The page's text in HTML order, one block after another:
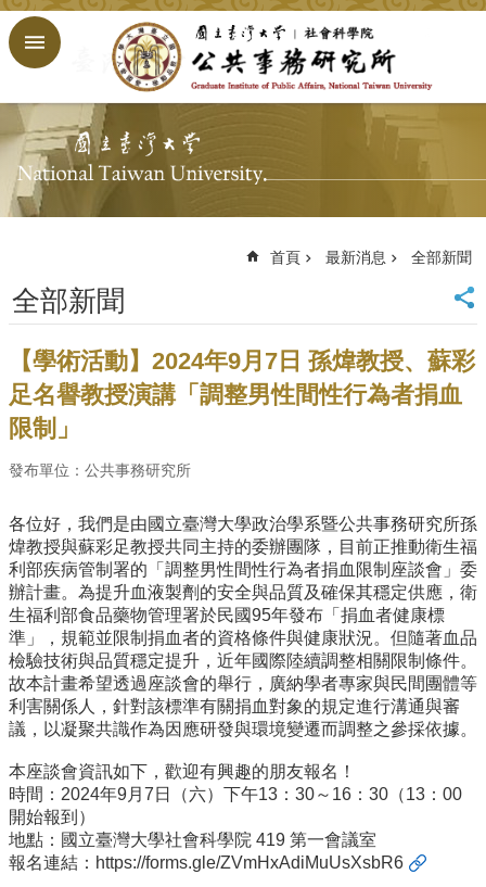
跳到主要內容區塊
搜
尋
回
首
頁
頁
站
導
覽
English
公
所
簡
介
公
事
所
成
員
學
事
務
論
文
首頁 最新消息 全部新聞
全部新聞
【學術活動】2024年9月7日 孫煒教授、蘇彩
足名譽教授演講「調整男性間性行為者捐血
限制」
發布單位：公共事務研究所
各位好，我們是由國立臺灣大學政治學系暨公共事務研究所孫
煒教授與蘇彩足教授共同主持的委辦團隊，目前正推動衛生福
利部疾病管制署的「調整男性間性行為者捐血限制座談會」委
辦計畫。為提升血液製劑的安全與品質及確保其穩定供應，衛
生福利部食品藥物管理署於民國95年發布「捐血者健康標
準」，規範並限制捐血者的資格條件與健康狀況。但隨著血品
檢驗技術與品質穩定提升，近年國際陸續調整相關限制條件。
故本計畫希望透過座談會的舉行，廣納學者專家與民間團體等
利害關係人，針對該標準有關捐血對象的規定進行溝通與審
議，以凝聚共識作為因應研發與環境變遷而調整之參採依據。
本座談會資訊如下，歡迎有興趣的朋友報名！
時間：2024年9月7日（六）下午13：30～16：30（13：00
開始報到）
地點：國立臺灣大學社會科學院 419 第一會議室
報名連結： https://forms.gle/ZVmHxAdiMuUsXsbR6